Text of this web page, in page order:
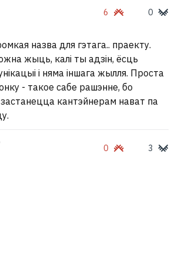
6 0
назва для гэтага.. праекту.
жыць, калі ты адзін, ёсць
і няма іншага жылля. Проста
- такое сабе рашэнне, бо
кантэйнерам нават па
0 3